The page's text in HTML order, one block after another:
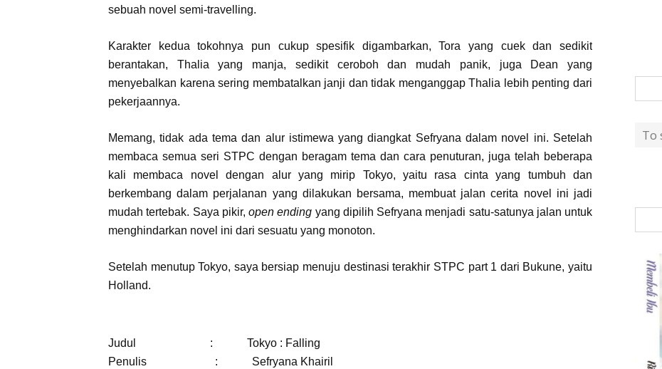
sebuah novel semi-travelling.
Karakter kedua tokohnya pun cukup spesifik digambarkan, Tora yang cuek dan sedikit
berantakan, Thalia yang manja, sedikit ceroboh dan mudah panik, juga Dean yang
menyebalkan karena sering membatalkan janji dan tidak menganggap Thalia lebih penting dari
pekerjaannya.
Memang, tidak ada tema dan alur istimewa yang diangkat Sefryana dalam novel ini. Setelah
membaca semua seri STPC dengan beragam tema dan cara penuturan, juga telah beberapa
kali membaca novel dengan alur yang mirip Tokyo, yaitu rasa cinta yang tumbuh dan
berkembang dalam perjalanan yang dilakukan bersama, membuat jalan cerita novel ini jadi
mudah tertebak. Saya pikir, open ending yang dipilih Sefryana menjadi satu-satunya jalan untuk
menghindarkan novel ini dari sesuatu yang monoton.
Setelah menutup Tokyo, saya bersiap menuju destinasi terakhir STPC part 1 dari Bukune, yaitu
Holland.
Judul :
Tokyo : Falling
Penulis
:
Sefryana Khairil